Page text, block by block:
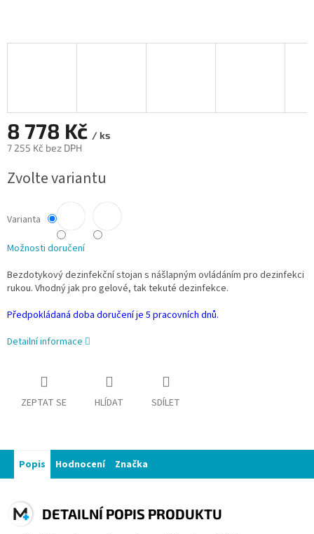
8 778 Kč / ks
7 255 Kč bez DPH
cena:
Zvolte variantu
Varianta
Možnosti doručení
Bezdotykový dezinfekční stojan s nášlapným ovládáním pro dezinfekci
rukou. Vhodný jak pro gelové, tak tekuté dezinfekce.
Předpokládaná doba doručení je 5 pracovních dnů.
Detailní informace
ZEPTAT SE HLÍDAT SDÍLET
Popis Hodnocení Značka
DETAILNÍ POPIS PRODUKTU